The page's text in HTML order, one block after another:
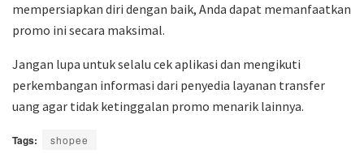
mempersiapkan diri dengan baik, Anda dapat memanfaatkan
promo ini secara maksimal.
Jangan lupa untuk selalu cek aplikasi dan mengikuti
perkembangan informasi dari penyedia layanan transfer
uang agar tidak ketinggalan promo menarik lainnya.
Tags: shopee